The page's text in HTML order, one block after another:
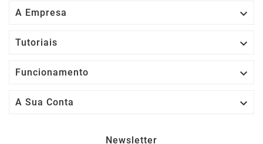
A Empresa 
Tutoriais 
Funcionamento 
A Sua Conta 
Newsletter